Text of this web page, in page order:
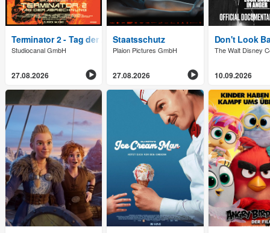
Terminator 2 - Tag der Abrechnung (Wiederaufführung, 35th
Studiocanal GmbH
27.08.2026
Staatsschutz
Plaion Pictures GmbH
27.08.2026
Don't Look
The Walt Disney
10.09.2026